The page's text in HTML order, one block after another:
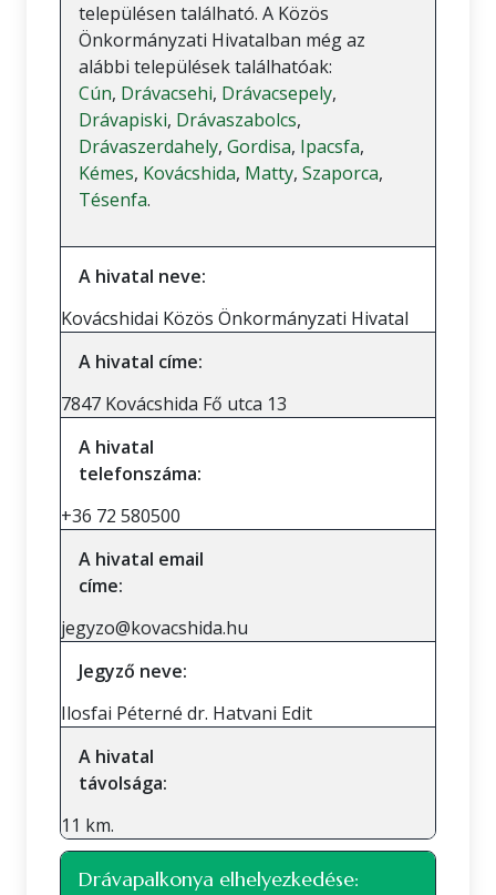
településen található. A Közös
Önkormányzati Hivatalban még az
alábbi települések találhatóak:
Cún, Drávacsehi, Drávacsepely,
Drávapiski, Drávaszabolcs,
Drávaszerdahely, Gordisa, Ipacsfa,
Kémes, Kovácshida, Matty, Szaporca,
Tésenfa.
A hivatal neve:
Kovácshidai Közös Önkormányzati Hivatal
A hivatal címe:
7847 Kovácshida Fő utca 13
A hivatal
telefonszáma:
+36 72 580500
A hivatal email
címe:
jegyzo@kovacshida.hu
Jegyző neve:
Ilosfai Péterné dr. Hatvani Edit
A hivatal
távolsága:
11 km.
Drávapalkonya elhelyezkedése: